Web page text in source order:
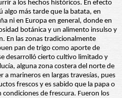
a los hechos históricos. En efecto
algo más tarde que la batata, en
ni en Europa en general, donde en
botánica y un alimento insulso y
En las zonas tradicionalmente
pan de trigo como aporte de
desarrolló cierto cultivo limitado y
alguna zona costera del norte de
a marineros en largas travesías, pues
frescos y es sabido que la papa o
de frescura. Fueron los